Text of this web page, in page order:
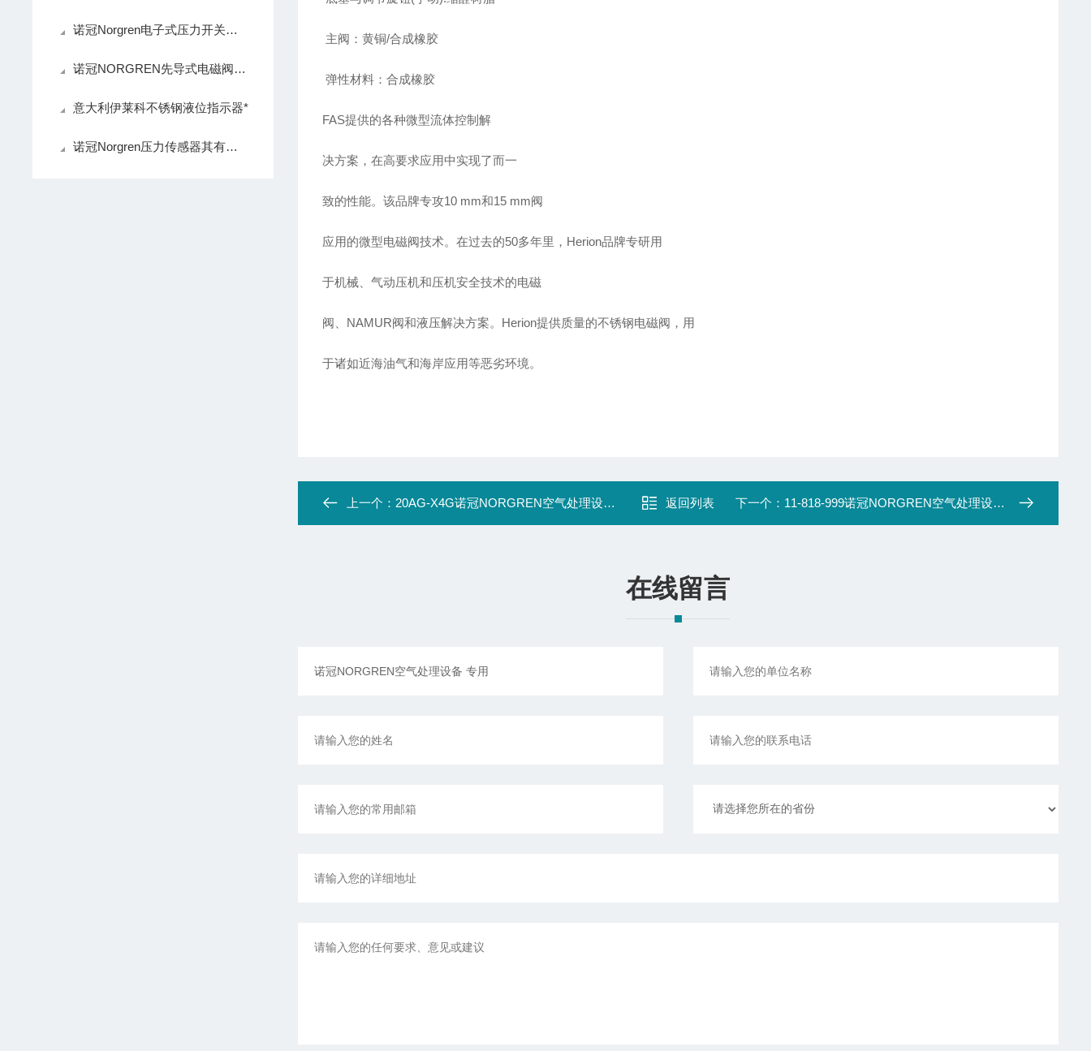
诺冠Norgren电子式压力开关的操作事项主要包括以下几个方面
诺冠NORGREN先导式电磁阀的测定步骤及使用注意事项如下
意大利伊莱科不锈钢液位指示器*
诺冠Norgren压力传感器其有着怎样的性能特点呢？
主阀：黄铜/合成橡胶
弹性材料：合成橡胶
FAS提供的各种微型流体控制解
决方案，在高要求应用中实现了而一
致的性能。该品牌专攻10 mm和15 mm阀
应用的微型电磁阀技术。在过去的50多年里，Herion品牌专研用
于机械、气动压机和压机安全技术的电磁
阀、NAMUR阀和液压解决方案。Herion提供质量的不锈钢电磁阀，用
于诸如近海油气和海岸应用等恶劣环境。
上一个： 20AG-X4G诺冠NORGREN空气处理设备 专用 返回列表 下一个： 11-818-999诺冠NORGREN空气处理设备 专用
在线留言